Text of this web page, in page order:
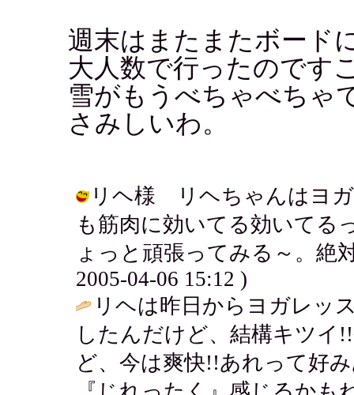
週末はまたまたボード
大人数で行ったのです
雪がもうべちゃべちゃ
さみしいわ。
リヘ様 リヘちゃんはヨガ
も筋肉に効いてる効いてる
ょっと頑張ってみる～。絶
2005-04-06 15:12 )
リヘは昨日からヨガレッ
したんだけど、結構キツイ
ど、今は爽快!!あれって好